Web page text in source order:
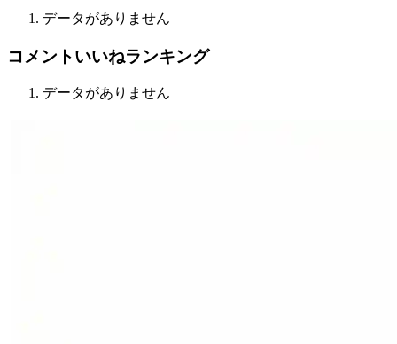
データがありません
コメントいいねランキング
データがありません